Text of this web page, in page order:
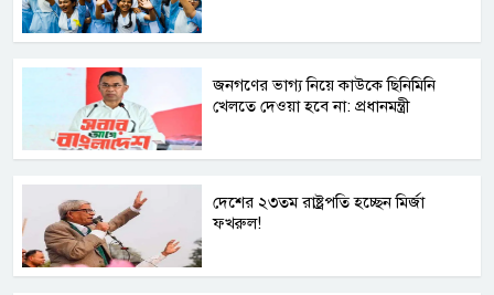
জনগণের ভাগ্য নিয়ে কাউকে ছিনিমিনি
খেলতে দেওয়া হবে না: প্রধানমন্ত্রী
দেশের ২৩তম রাষ্ট্রপতি হচ্ছেন মির্জা
ফখরুল!